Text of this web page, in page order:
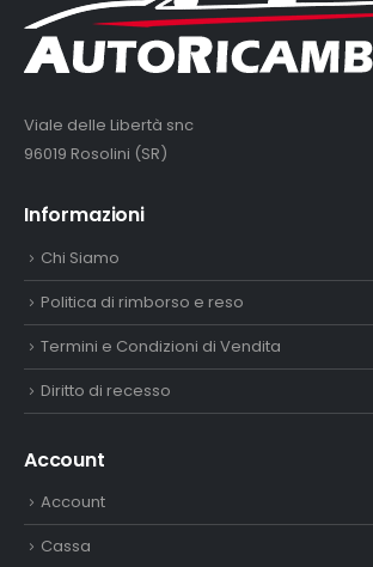
Viale delle Libertà snc
96019 Rosolini (SR)
Informazioni
Chi Siamo
Politica di rimborso e reso
Termini e Condizioni di Vendita
Diritto di recesso
Account
Account
Cassa